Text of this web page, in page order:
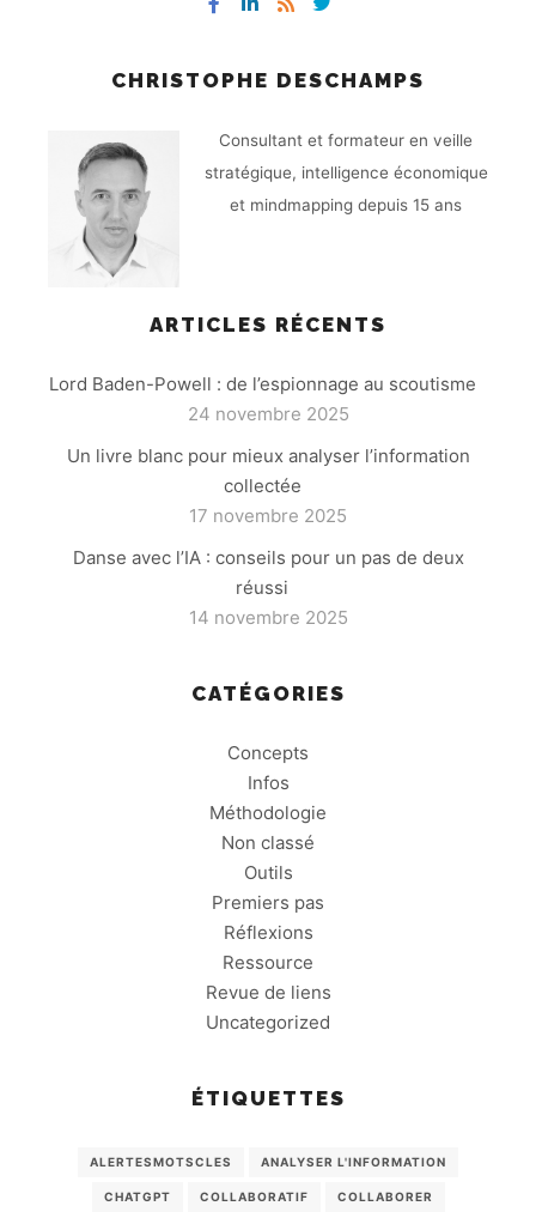
CHRISTOPHE DESCHAMPS
Consultant et formateur en veille
stratégique, intelligence économique
et mindmapping depuis 15 ans
ARTICLES RÉCENTS
Lord Baden-Powell : de l’espionnage au scoutisme
24 novembre 2025
Un livre blanc pour mieux analyser l’information
collectée
17 novembre 2025
Danse avec l’IA : conseils pour un pas de deux
réussi
14 novembre 2025
CATÉGORIES
Concepts
Infos
Méthodologie
Non classé
Outils
Premiers pas
Réflexions
Ressource
Revue de liens
Uncategorized
ÉTIQUETTES
ALERTESMOTSCLES ANALYSER L'INFORMATION
CHATGPT COLLABORATIF COLLABORER